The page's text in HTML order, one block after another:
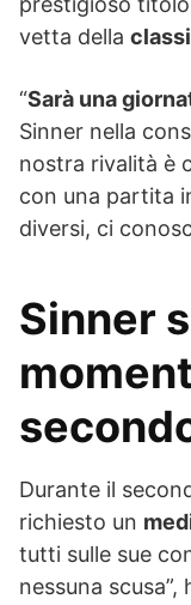
vetta della
“Sarà una
Sinner nella
nostra rivalità è
con una partita
diversi, ci
Sinner
Durante il
richiesto un
tutti sulle sue
nessuna